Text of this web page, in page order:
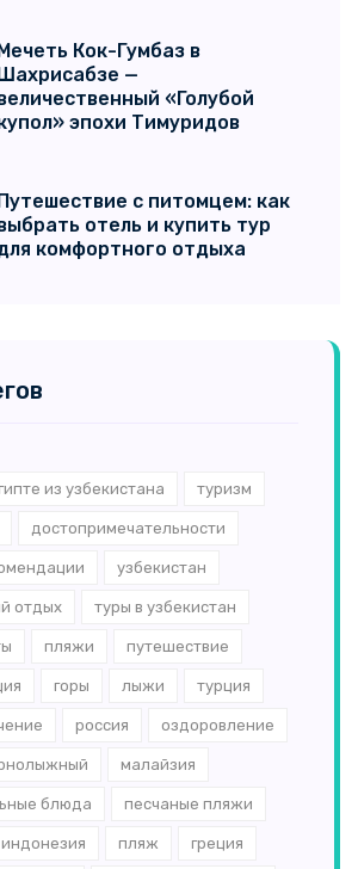
Кок-Гумбаз в
—
«Голубой
эпохи Тимуридов
с питомцем: как
отель и купить тур
комфортного отдыха
из узбекистана туризм
достопримечательности
узбекистан
отдых туры в узбекистан
пляжи путешествие
горы лыжи турция
россия оздоровление
малайзия
блюда песчаные пляжи
индонезия пляж греция